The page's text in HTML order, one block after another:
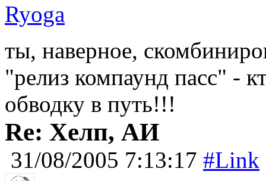
Ryoga
ты, наверное,
"релиз компаунд пасс" -
обводку в путь!!!
Re: Хелп, АИ
31/08/2005 7:13:17 #Link